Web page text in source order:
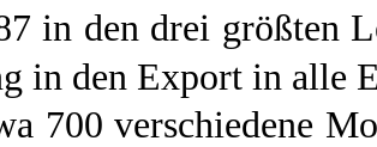
in den drei größten
in den Export in alle
700 verschiedene